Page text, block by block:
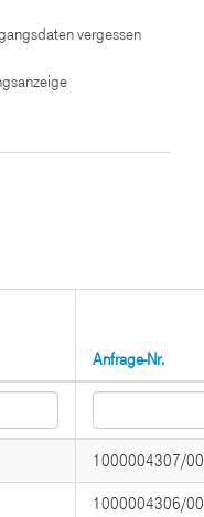
vergessen
Anfrage-Nr.
1000004307/
1000004306/